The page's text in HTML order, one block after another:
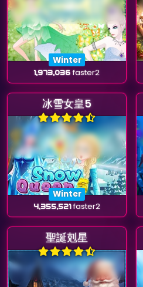
Winter
1,973,036faster2
冰雪女皇5
Winter
4,355,521faster2
聖誕剋星